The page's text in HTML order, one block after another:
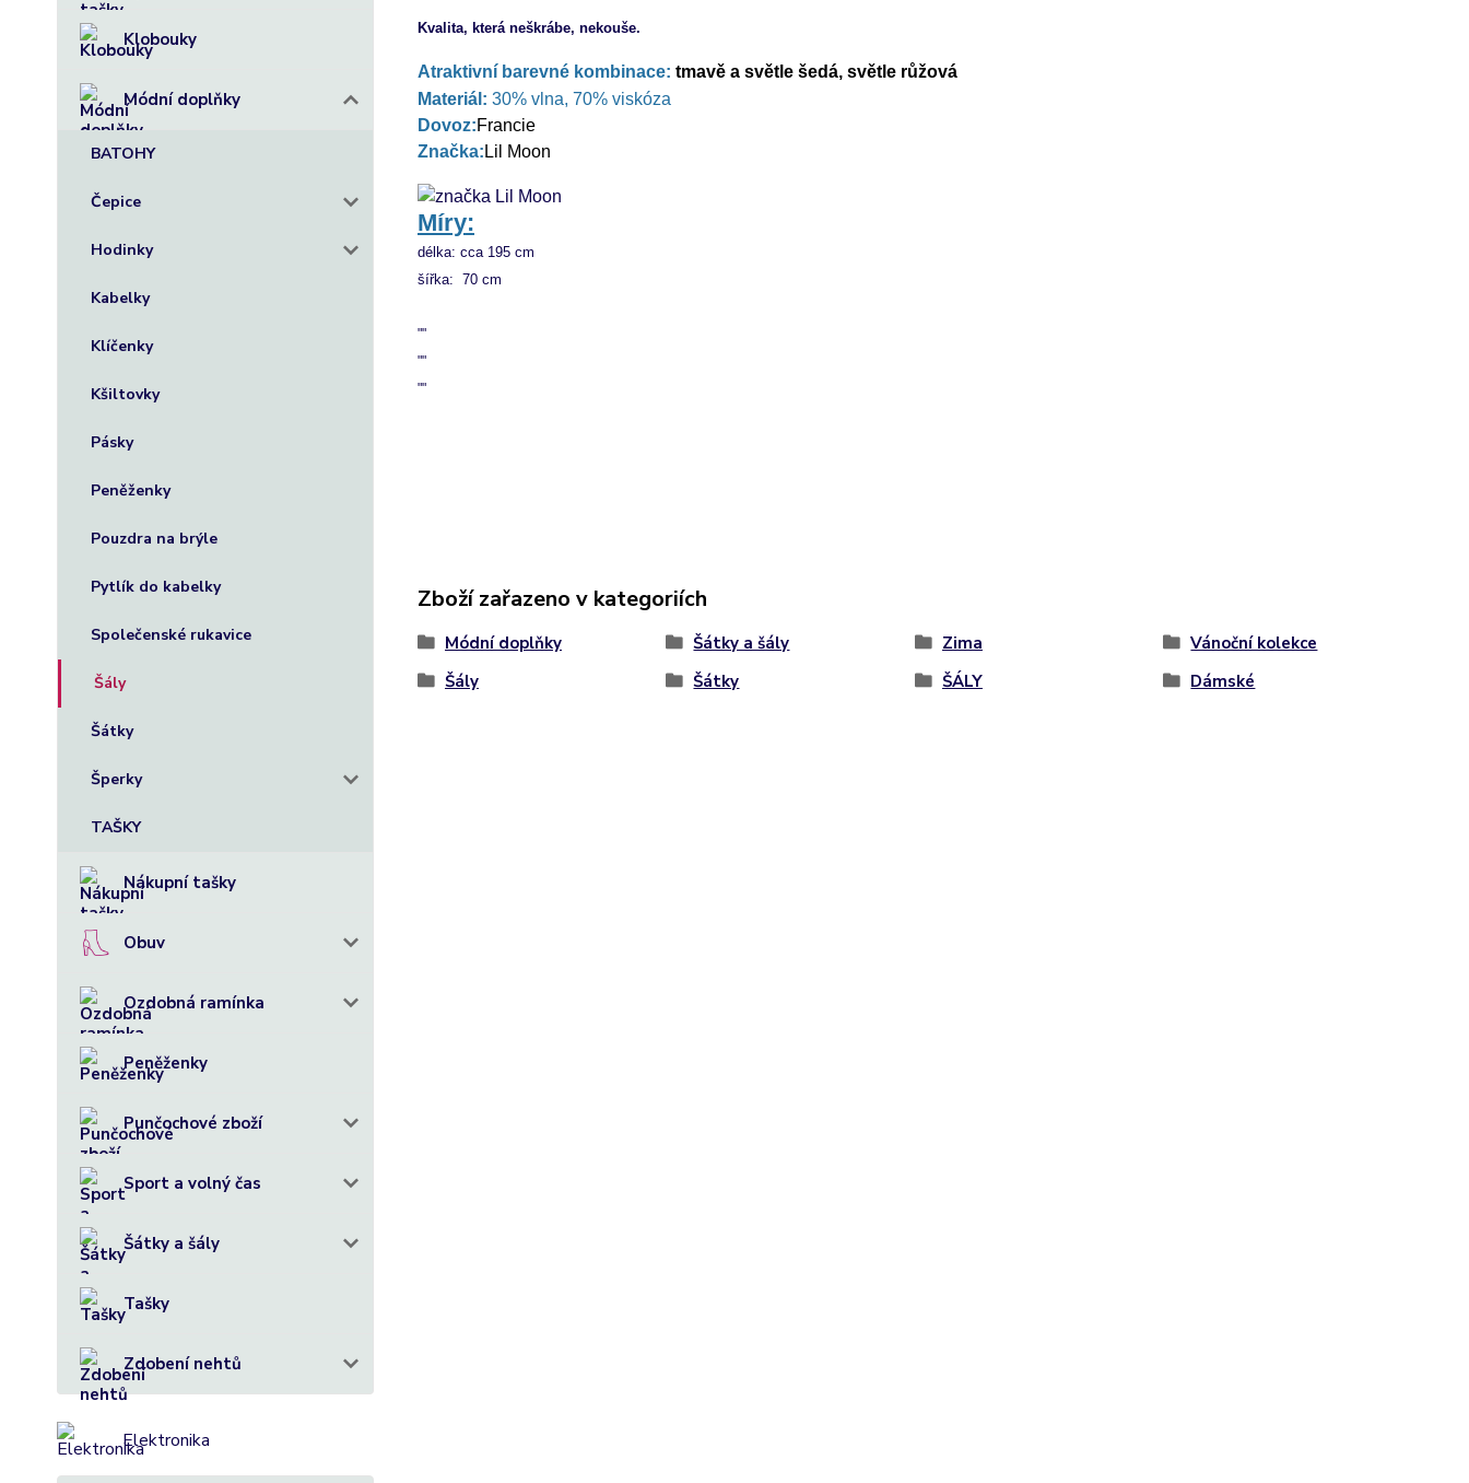
Klobouky
Módní doplňky
BATOHY
Čepice
Hodinky
Kabelky
Klíčenky
Kšiltovky
Pásky
Peněženky
Pouzdra na brýle
Pytlík do kabelky
Společenské rukavice
Šály
Šátky
Šperky
TAŠKY
Nákupní tašky
Obuv
Ozdobná ramínka
Peněženky
Punčochové zboží
Sport a volný čas
Šátky a šály
Tašky
Zdobení nehtů
Elektronika
Kvalita, která neškrábe, nekouše.
Atraktivní barevné kombinace: tmavě a světle šedá, světle růžová
Materiál: 30% vlna, 70% viskóza
Dovoz:Francie
Značka: Lil Moon
Míry:
délka: cca 195 cm
šířka:  70 cm
""
""
""
Zboží zařazeno v kategoriích
Módní doplňky Šátky a šály Zima
Vánoční kolekce
Šály
Šátky ŠÁLY Dámské